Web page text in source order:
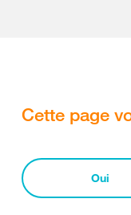
Cette page
Oui